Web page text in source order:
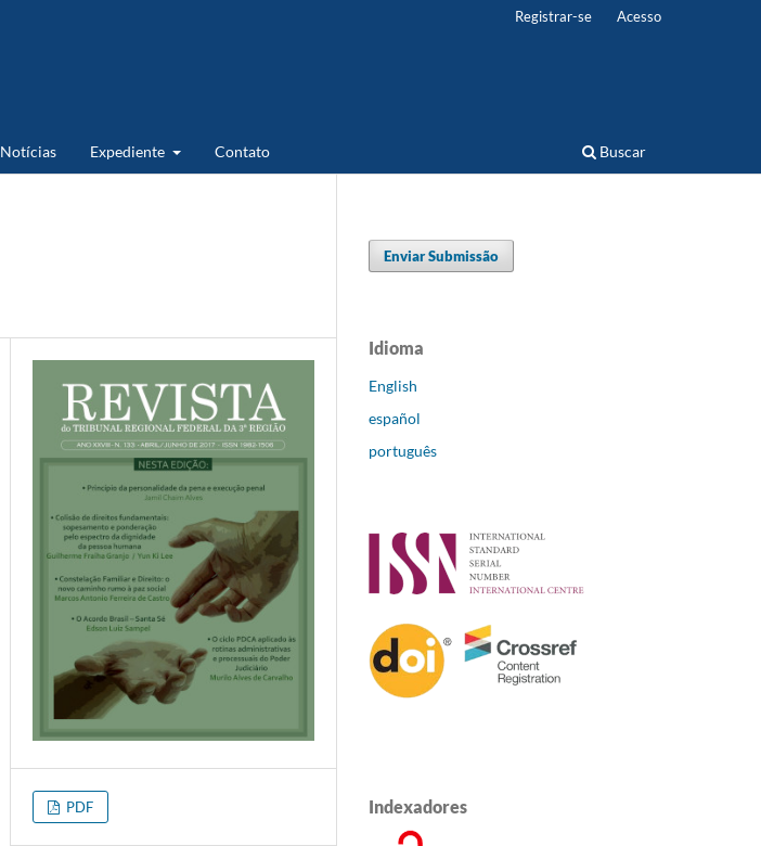
Notícias Expediente Contato Buscar
Registrar-se Acesso
PDF
Enviar Submissão
Idioma
English
español
português
Indexadores